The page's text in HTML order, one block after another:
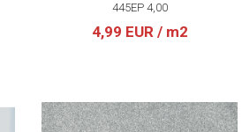
445EP 4,00
4,99 EUR / m2